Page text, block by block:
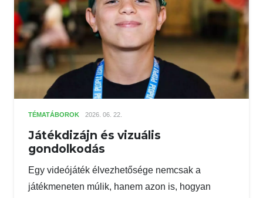
TÉMATÁBOROK 2026. 06. 22.
Játékdizájn és vizuális
gondolkodás
Egy videójáték élvezhetősége nemcsak a
játékmeneten múlik, hanem azon is, hogyan